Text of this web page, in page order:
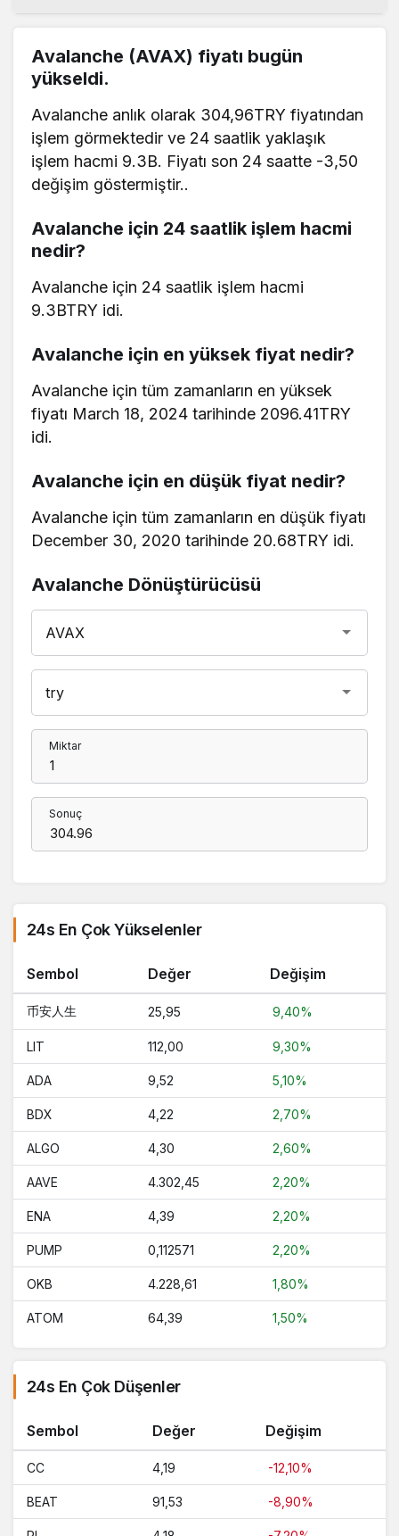
Avalanche (AVAX) fiyatı bugün
yükseldi.
Avalanche anlık olarak 304,96TRY fiyatından
işlem görmektedir ve 24 saatlik yaklaşık
işlem hacmi 9.3B. Fiyatı son 24 saatte -3,50
değişim göstermiştir..
Avalanche için 24 saatlik işlem hacmi
nedir?
Avalanche için 24 saatlik işlem hacmi
9.3BTRY idi.
Avalanche için en yüksek fiyat nedir?
Avalanche için tüm zamanların en yüksek
fiyatı March 18, 2024 tarihinde 2096.41TRY
idi.
Avalanche için en düşük fiyat nedir?
Avalanche için tüm zamanların en düşük fiyatı
December 30, 2020 tarihinde 20.68TRY idi.
Avalanche Dönüştürücüsü
Miktar
Sonuç
24s En Çok Yükselenler
Sembol Değer Değişim
币安人生 25,95 9,40%
LIT 112,00 9,30%
ADA 9,52 5,10%
BDX 4,22 2,70%
ALGO 4,30 2,60%
AAVE 4.302,45 2,20%
ENA 4,39 2,20%
PUMP 0,112571 2,20%
OKB 4.228,61 1,80%
ATOM 64,39 1,50%
24s En Çok Düşenler
Sembol Değer Değişim
CC 4,19 -12,10%
BEAT 91,53 -8,90%